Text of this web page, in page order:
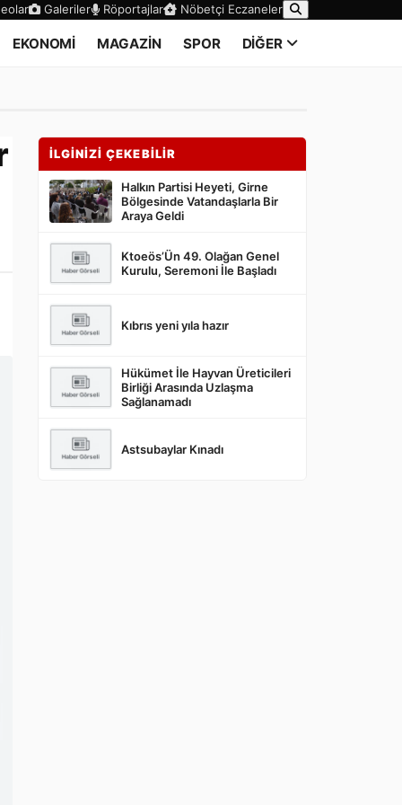
Galeriler Röportajlar Nöbetçi Eczaneler
EKONOMİ MAGAZİN SPOR DİĞER
İLGİNİZİ ÇEKEBİLİR
Halkın Partisi Heyeti, Girne
Bölgesinde Vatandaşlarla Bir
Araya Geldi
Ktoeös’Ün 49. Olağan Genel
Kurulu, Seremoni İle Başladı
Kıbrıs yeni yıla hazır
Hükümet İle Hayvan Üreticileri
Birliği Arasında Uzlaşma
Sağlanamadı
Astsubaylar Kınadı